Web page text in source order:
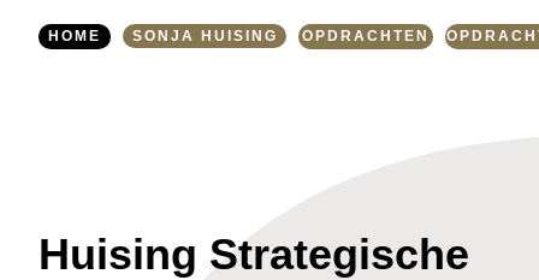
Huising Strategische
HOME OPDRACHTEN
SONJA HUISING